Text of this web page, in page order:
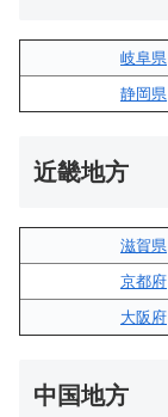
岐阜県
静岡県
近畿地方
滋賀県
京都府
大阪府
中国地方